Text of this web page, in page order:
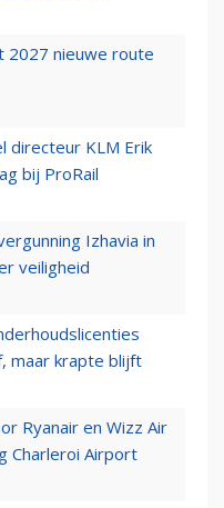
2027 nieuwe route
directeur KLM Erik
bij ProRail
Izhavia in
veiligheid
maar krapte blijft
Ryanair en Wizz Air
Charleroi Airport